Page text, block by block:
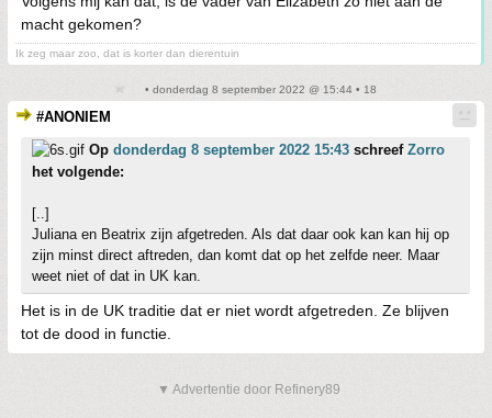
macht gekomen?
Ik zeg maar zoo, dat is korter dan dierentuin
• donderdag 8 september 2022 @ 15:44 • 18
#ANONIEM
Op donderdag 8 september 2022 15:43 schreef Zorro
het volgende:
[..]
Juliana en Beatrix zijn afgetreden. Als dat daar ook kan kan hij op
zijn minst direct aftreden, dan komt dat op het zelfde neer. Maar
weet niet of dat in UK kan.
Het is in de UK traditie dat er niet wordt afgetreden. Ze blijven
tot de dood in functie.
▼ Advertentie door Refinery89